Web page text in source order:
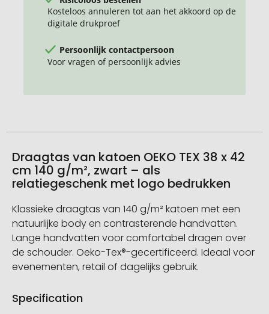
Kosteloos annuleren tot aan het akkoord op de
digitale drukproef
Persoonlijk contactpersoon
Voor vragen of persoonlijk advies
Draagtas van katoen OEKO TEX 38 x 42
cm 140 g/m², zwart – als
relatiegeschenk met logo bedrukken
Klassieke draagtas van 140 g/m² katoen met een
natuurlijke body en contrasterende handvatten.
Lange handvatten voor comfortabel dragen over
de schouder. Oeko-Tex®-gecertificeerd. Ideaal voor
evenementen, retail of dagelijks gebruik.
Specification